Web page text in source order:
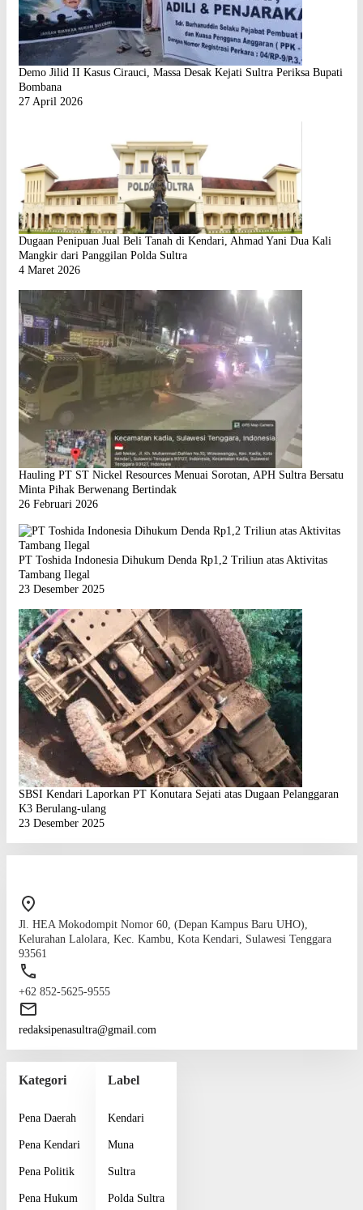
Demo Jilid II Kasus Cirauci, Massa Desak Kejati Sultra Periksa Bupati
Bombana
27 April 2026
Dugaan Penipuan Jual Beli Tanah di Kendari, Ahmad Yani Dua Kali
Mangkir dari Panggilan Polda Sultra
4 Maret 2026
Hauling PT ST Nickel Resources Menuai Sorotan, APH Sultra Bersatu
Minta Pihak Berwenang Bertindak
26 Februari 2026
PT Toshida Indonesia Dihukum Denda Rp1,2 Triliun atas Aktivitas
Tambang Ilegal
23 Desember 2025
SBSI Kendari Laporkan PT Konutara Sejati atas Dugaan Pelanggaran
K3 Berulang-ulang
23 Desember 2025
Jl. HEA Mokodompit Nomor 60, (Depan Kampus Baru UHO),
Kelurahan Lalolara, Kec. Kambu, Kota Kendari, Sulawesi Tenggara
93561
+62 852-5625-9555
redaksipenasultra@gmail.com
Kategori
Pena Daerah
Pena Kendari
Pena Politik
Pena Hukum
Label
Kendari
Muna
Sultra
Polda Sultra